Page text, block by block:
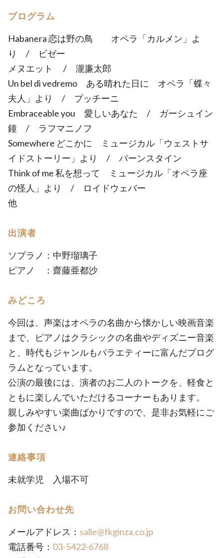
プログラム
Habanera 恋は野の鳥 オペラ「カルメン」よ
り / ビゼー
メヌエット / 瀧廉太郎
Un bel di vedremo ある晴れた日に オペラ「蝶々
夫人」より / プッチーニ
Embraceable you 愛しいあなた / ガーシュイン
鐘 / ラフマニノフ
Somewhere どこかに ミュージカル「ウェストサ
イドストーリー」より / バーンスタイン
Think of me 私を想って ミュージカル「オペラ座
の怪人」より / ロイドウェバー
他
出演者
ソプラノ：中野瑠璃子
ピアノ ：齋藤亜都沙
みどころ
今回は、声楽はオペラの名曲から懐かしい映画音楽
まで、ピアノはクラシックの名曲やディズニー音楽
と、時代もジャンルもバラエティーに富んだプログ
ラムとなっています。
公演の最後には、演者のお二人のトークを、軽食と
ともに楽しんでいただけるコーナーもあります。
親しみやすい楽曲ばかりですので、是非お気軽にご
参加ください♪
連絡事項
未就学児 入場不可
お問い合わせ先
メールアドレス： salle@fkginza.co.jp
電話番号： 03-5422-6768